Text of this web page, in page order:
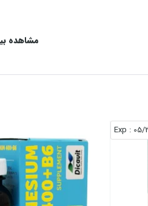
انرژی در بدن با افت
می‌توان به کمبود برخی
عصبی و گرفتگی‌ عضلانی را
مهمی از جمله حفظ
مشاهده
05/
: Exp